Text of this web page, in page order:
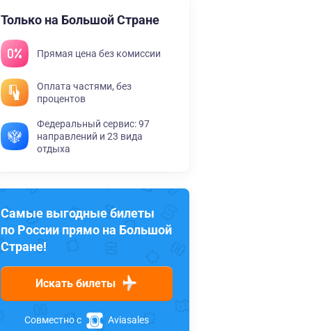
Только на Большой Стране
Прямая цена без комиссии
Оплата частями, без
процентов
Федеральный сервис: 97
направлений и 23 вида
отдыха
Самые выгодные билеты
по России прямо на Большой
Стране!
Искать билеты
Совместно с Aviasales